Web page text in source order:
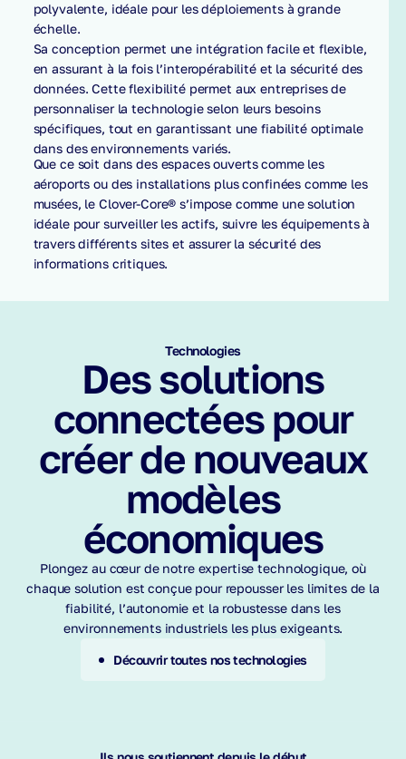
polyvalente, idéale pour les déploiements à grande
échelle.
Sa conception permet une intégration facile et flexible,
en assurant à la fois l’interopérabilité et la sécurité des
données. Cette flexibilité permet aux entreprises de
personnaliser la technologie selon leurs besoins
spécifiques, tout en garantissant une fiabilité optimale
dans des environnements variés.
Que ce soit dans des espaces ouverts comme les
aéroports ou des installations plus confinées comme les
musées, le Clover-Core® s’impose comme une solution
idéale pour surveiller les actifs, suivre les équipements à
travers différents sites et assurer la sécurité des
informations critiques.
Technologies
Des solutions
connectées pour
créer de nouveaux
modèles
économiques
Plongez au cœur de notre expertise technologique, où
chaque solution est conçue pour repousser les limites de la
fiabilité, l’autonomie et la robustesse dans les
environnements industriels les plus exigeants.
Découvrir toutes nos technologies